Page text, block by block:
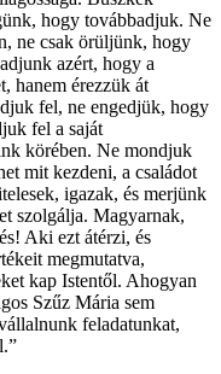
hogy továbbadjuk. Ne
ne csak örüljünk, hogy
azért, hogy a
hanem érezzük át
fel, ne engedjük, hogy
fel a saját
körében. Ne mondjuk
mit kezdeni, a családot
igazak, és merjünk
szolgálja. Magyarnak,
Aki ezt átérzi, és
megmutatva,
kap Istentől. Ahogyan
Szűz Mária sem
feladatunkat,